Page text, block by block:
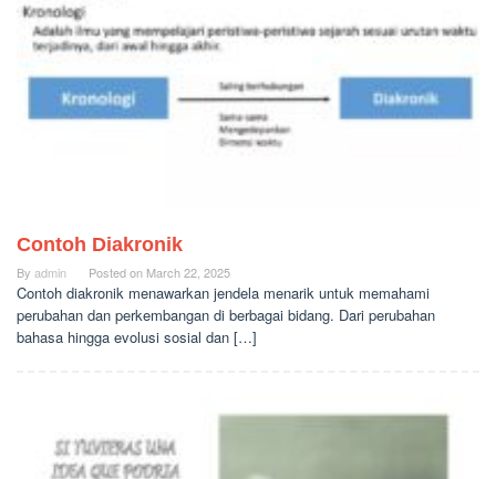
Contoh Diakronik
By admin Posted on March 22, 2025
Contoh diakronik menawarkan jendela menarik untuk memahami
perubahan dan perkembangan di berbagai bidang. Dari perubahan
bahasa hingga evolusi sosial dan […]